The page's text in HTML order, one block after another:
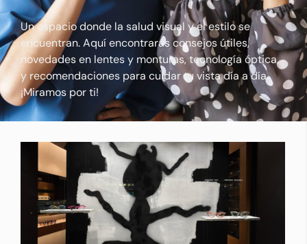
Un espacio donde la salud visual y el estilo se
encuentran. Aquí encontrarás consejos útiles,
novedades en lentes y monturas, tecnología óptica,
y recomendaciones para cuidar tu vista día a día.
¡Miramos por ti!